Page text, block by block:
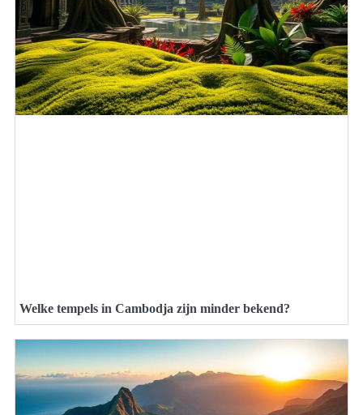
Welke tempels in Cambodja zijn minder bekend?